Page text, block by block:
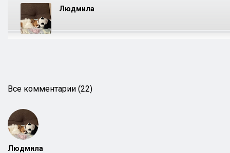
Людмила
Все комментарии (22)
Людмила